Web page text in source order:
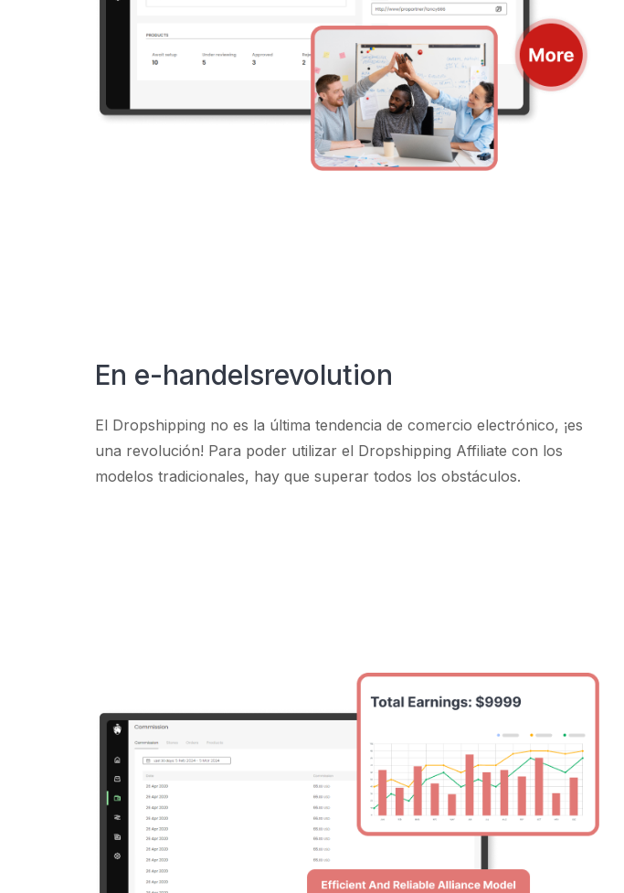
En e-handelsrevolution
El Dropshipping no es la última tendencia de comercio electrónico, ¡es
una revolución! Para poder utilizar el Dropshipping Affiliate con los
modelos tradicionales, hay que superar todos los obstáculos.